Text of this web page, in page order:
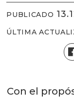
PUBLICADO
ÚLTIMA
Con el